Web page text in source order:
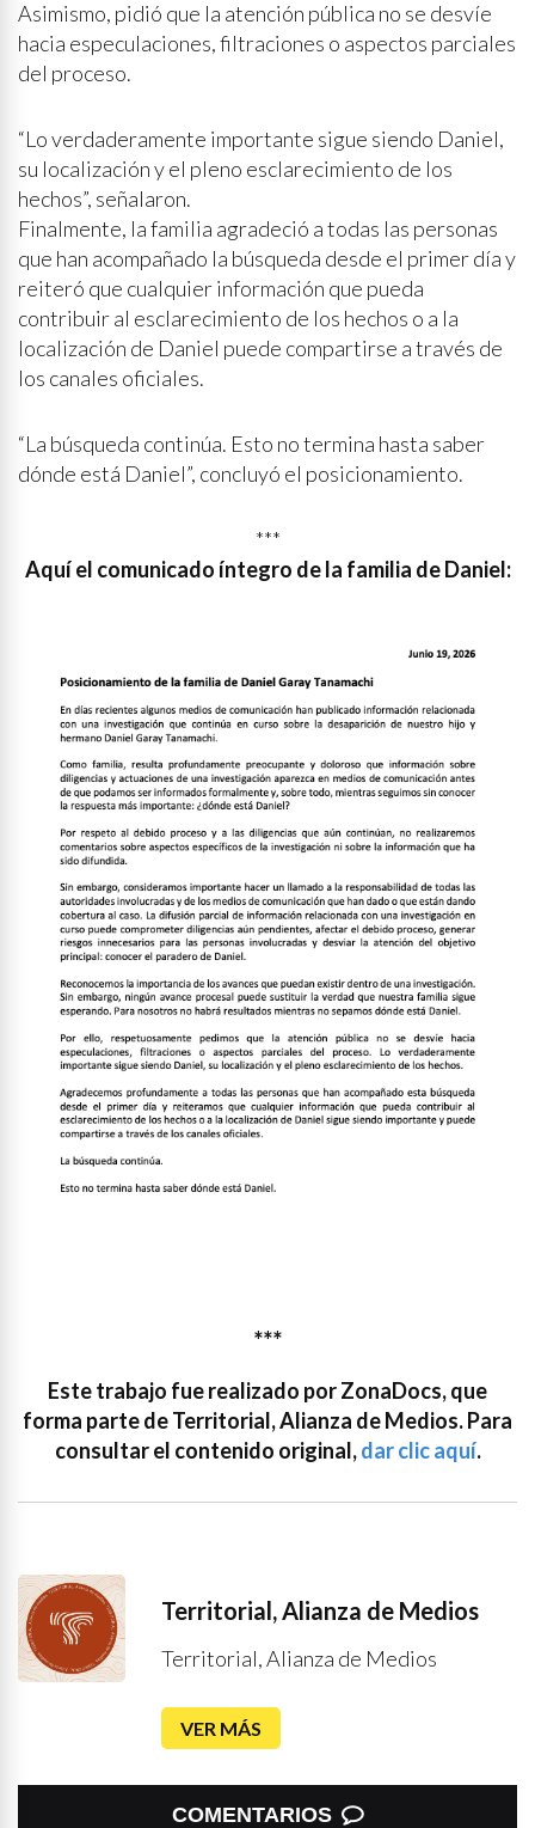
Asimismo, pidió que la atención pública no se desvíe
hacia especulaciones, filtraciones o aspectos parciales
del proceso.
“Lo verdaderamente importante sigue siendo Daniel,
su localización y el pleno esclarecimiento de los
hechos”, señalaron.
Finalmente, la familia agradeció a todas las personas
que han acompañado la búsqueda desde el primer día y
reiteró que cualquier información que pueda
contribuir al esclarecimiento de los hechos o a la
localización de Daniel puede compartirse a través de
los canales oficiales.
“La búsqueda continúa. Esto no termina hasta saber
dónde está Daniel”, concluyó el posicionamiento.
***
Aquí el comunicado íntegro de la familia de Daniel:
***
Este trabajo fue realizado por ZonaDocs, que
forma parte de Territorial, Alianza de Medios. Para
consultar el contenido original,dar clic aquí.
Territorial, Alianza de Medios
Territorial, Alianza de Medios
VER MÁS
COMENTARIOS